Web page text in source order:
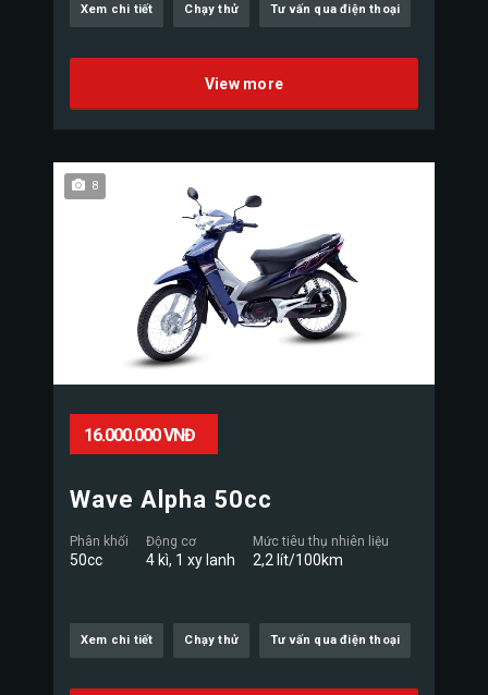
Xem chi tiết Chạy thử Tư vấn qua điện thoại
View more
8
16.000.000 VNĐ
Wave Alpha 50cc
Phân khối
50cc
Động cơ
4 kì, 1 xy lanh
Mức tiêu thụ nhiên liệu
2,2 lít/100km
Xem chi tiết Chạy thử Tư vấn qua điện thoại